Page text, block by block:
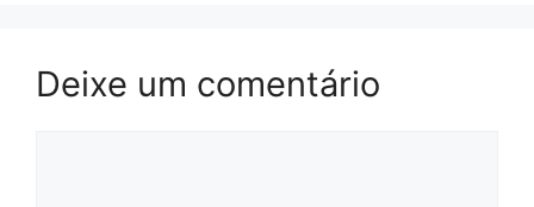
Deixe um comentário